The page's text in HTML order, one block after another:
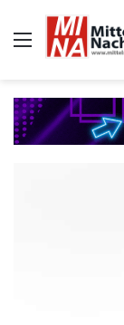
Auswahl